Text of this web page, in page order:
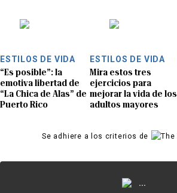
ESTILOS DE VIDA
“Es posible”: la
emotiva libertad de
“La Chica de Alas” de
Puerto Rico
ESTILOS DE VIDA
Mira estos tres
ejercicios para
mejorar la vida de los
adultos mayores
Se adhiere a los criterios de
...